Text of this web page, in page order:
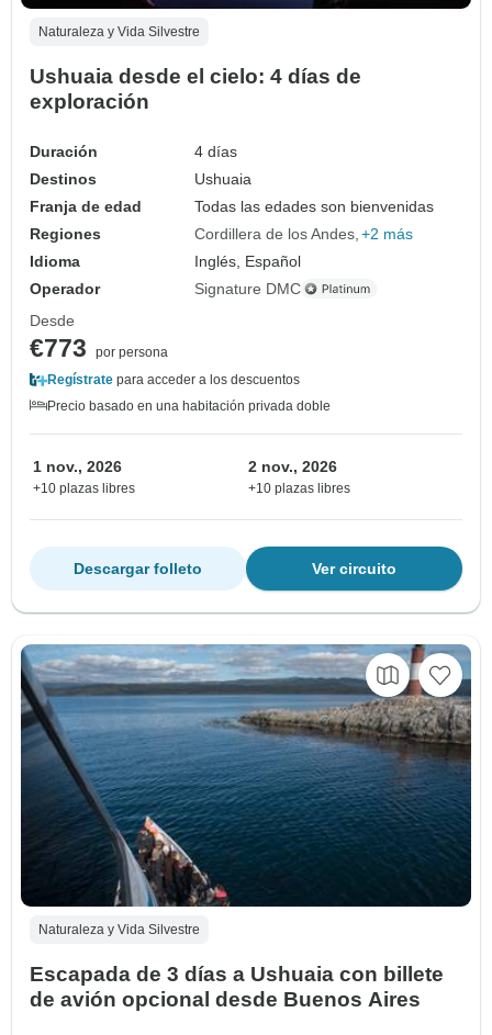
Naturaleza y Vida Silvestre
Ushuaia desde el cielo: 4 días de
exploración
Duración
4 días
Destinos
Ushuaia
Franja de edad
Todas las edades son bienvenidas
Regiones
Cordillera de los Andes +2 más
Idioma
Inglés, Español
Operador
Signature DMC
Desde
€773
por persona
Regístrate para acceder a los descuentos
Precio basado en una habitación privada doble
1 nov., 2026
+10 plazas libres
2 nov., 2026
+10 plazas libres
Ver circuito
Descargar folleto
Naturaleza y Vida Silvestre
Escapada de 3 días a Ushuaia con billete
de avión opcional desde Buenos Aires